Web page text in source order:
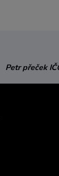
Petr přeček